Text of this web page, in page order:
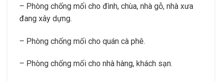
– Phòng chống mối cho đình, chùa, nhà gỗ, nhà xưa
đang xây dựng.
– Phòng chống mối cho quán cà phê.
– Phòng chống mối cho nhà hàng, khách sạn.